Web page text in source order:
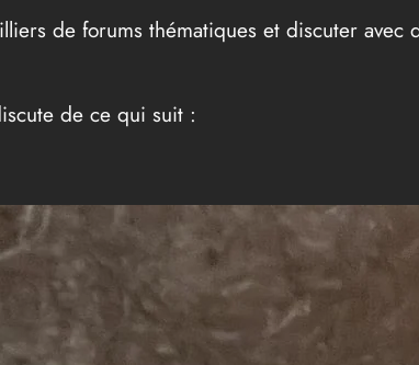
de forums thématiques et discuter avec
de ce qui suit :